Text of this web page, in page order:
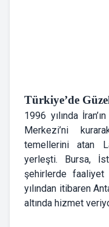
Türkiye’de
1996 yılında
Merkezi’ni
temellerini atan
yerleşti. Bursa,
şehirlerde faaliyet
yılından itibaren
altında hizmet